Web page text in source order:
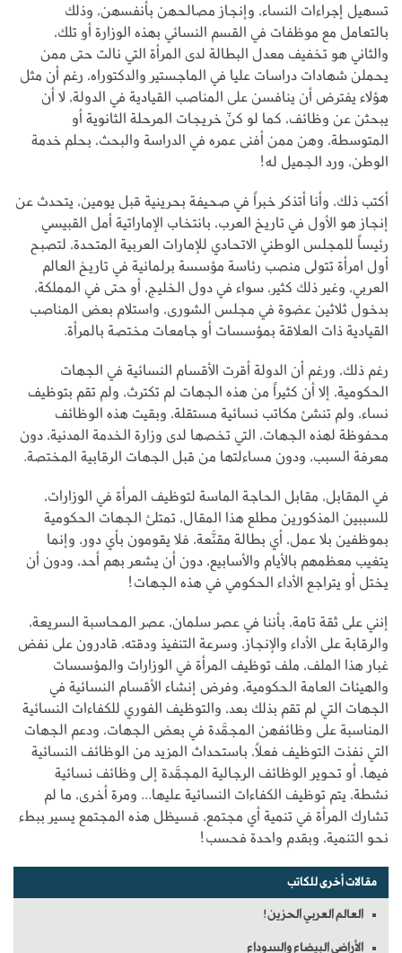
تسهيل إجراءات النساء، وإنجاز مصالحهن بأنفسهن، وذلك
بالتعامل مع موظفات في القسم النسائي بهذه الوزارة أو تلك،
والثاني هو تخفيف معدل البطالة لدى المرأة التي نالت حتى ممن
يحملن شهادات دراسات عليا في الماجستير والدكتوراه، رغم أن مثل
هؤلاء يفترض أن ينافسن على المناصب القيادية في الدولة، لا أن
يبحثن عن وظائف، كما لو كنّ خريجات المرحلة الثانوية أو
المتوسطة، وهن ممن أفنى عمره في الدراسة والبحث، بحلم خدمة
الوطن، ورد الجميل له!
أكتب ذلك، وأنا أتذكر خبراً في صحيفة بحرينية قبل يومين، يتحدث عن
إنجاز هو الأول في تاريخ العرب، بانتخاب الإماراتية أمل القبيسي
رئيساً للمجلس الوطني الاتحادي للإمارات العربية المتحدة، لتصبح
أول امرأة تتولى منصب رئاسة مؤسسة برلمانية في تاريخ العالم
العربي، وغير ذلك كثير، سواء في دول الخليج، أو حتى في المملكة،
بدخول ثلاثين عضوة في مجلس الشورى، واستلام بعض المناصب
القيادية ذات العلاقة بمؤسسات أو جامعات مختصة بالمرأة.
رغم ذلك، ورغم أن الدولة أقرت الأقسام النسائية في الجهات
الحكومية، إلا أن كثيراً من هذه الجهات لم تكترث، ولم تقم بتوظيف
نساء، ولم تنشئ مكاتب نسائية مستقلة، وبقيت هذه الوظائف
محفوظة لهذه الجهات، التي تخصها لدى وزارة الخدمة المدنية، دون
معرفة السبب، ودون مساءلتها من قبل الجهات الرقابية المختصة.
في المقابل، مقابل الحاجة الماسة لتوظيف المرأة في الوزارات،
للسببين المذكورين مطلع هذا المقال، تمتلئ الجهات الحكومية
بموظفين بلا عمل، أي بطالة مقنَّعة، فلا يقومون بأي دور، وإنما
يتغيب معظمهم بالأيام والأسابيع، دون أن يشعر بهم أحد، ودون أن
يختل أو يتراجع الأداء الحكومي في هذه الجهات!
إنني على ثقة تامة، بأننا في عصر سلمان، عصر المحاسبة السريعة،
والرقابة على الأداء والإنجاز، وسرعة التنفيذ ودقته، قادرون على نفض
غبار هذا الملف، ملف توظيف المرأة في الوزارات والمؤسسات
والهيئات العامة الحكومية، وفرض إنشاء الأقسام النسائية في
الجهات التي لم تقم بذلك بعد، والتوظيف الفوري للكفاءات النسائية
المناسبة على وظائفهن المجمَّدة في بعض الجهات، ودعم الجهات
التي نفذت التوظيف فعلاً، باستحداث المزيد من الوظائف النسائية
فيها، أو تحوير الوظائف الرجالية المجمَّدة إلى وظائف نسائية
نشطة، يتم توظيف الكفاءات النسائية عليها... ومرة أخرى، ما لم
تشارك المرأة في تنمية أي مجتمع، فسيظل هذه المجتمع يسير ببطء
نحو التنمية، وبقدم واحدة فحسب!
مقالات أخرى للكاتب
العالم العربي الحزين!
الأراضي البيضاء والسوداء